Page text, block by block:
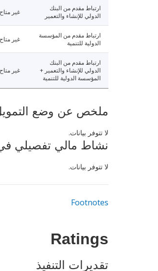
ارتباط مقدم من البنك
الدولي للإنشاء والتعمير
غير متاح
ارتباط مقدم من المؤسسة
الدولية للتنمية
غير متاح
ارتباط مقدم من البنك
الدولي للإنشاء والتعمير +
المؤسسة الدولية للتنمية
غير متاح
ملخص عن وضع التمويل
لا تتوفر بيانات.
نشاط مالي تفصيلي في 2026/07/
لا تتوفر بيانات.
Footnotes
Ratings
تقديرات التنفيذ